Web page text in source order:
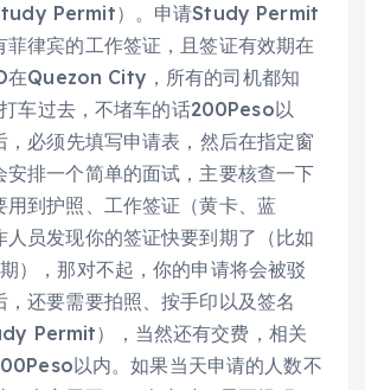
Permit）。申请Study Permit
菲律宾的工作签证，且签证有效期在
在Quezon City，所有的司机都知
车过去，不堵车的话200Peso以
，必须先填写申请表，然后在指定窗
安排一个简单的面试，主要核查一下
用到护照、工作签证（黄卡、蓝
人员发现你的签证快要到期了（比如
），那对不起，你的申请将会被驳
，还要需要拍照、按手印以及签名
Permit），当然还有交费，相关
以内。如果当天申请的人数不